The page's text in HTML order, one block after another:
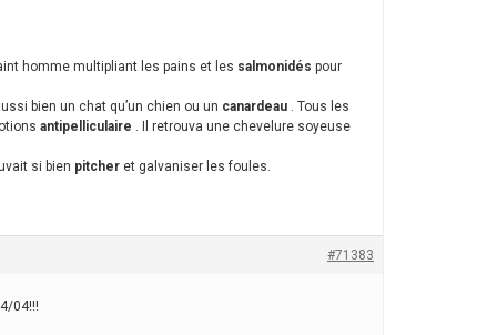
homme multipliant les pains et les salmonidés pour
bien un chat qu’un chien ou un canardeau . Tous les
antipelliculaire . Il retrouva une chevelure soyeuse
si bien pitcher et galvaniser les foules.
#71383
04!!!